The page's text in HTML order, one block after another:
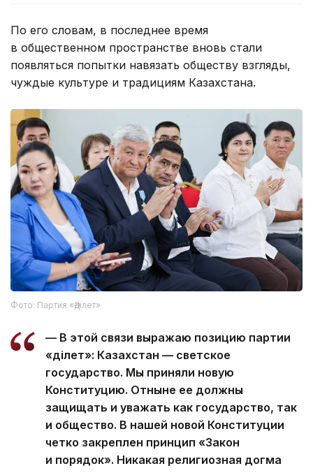
По его словам, в последнее время
в общественном пространстве вновь стали
появляться попытки навязать обществу взгляды,
чуждые культуре и традициям Казахстана.
Фото: Партия «Әділет»
— В этой связи выражаю позицию партии
«Әділет»: Казахстан — светское
государство. Мы приняли новую
Конституцию. Отныне ее должны
защищать и уважать как государство, так
и общество. В нашей новой Конституции
четко закреплен принцип «Закон
и порядок». Никакая религиозная догма